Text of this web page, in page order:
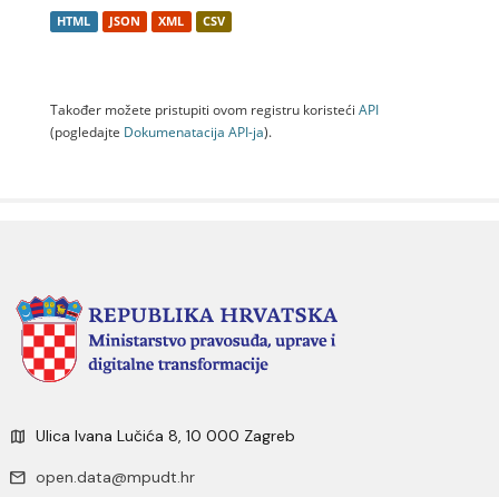
HTML JSON XML CSV
Također možete pristupiti ovom registru koristeći API
(pogledajte Dokumenаtаcijа API-jа).